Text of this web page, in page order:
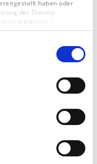
haben oder
der Dienste